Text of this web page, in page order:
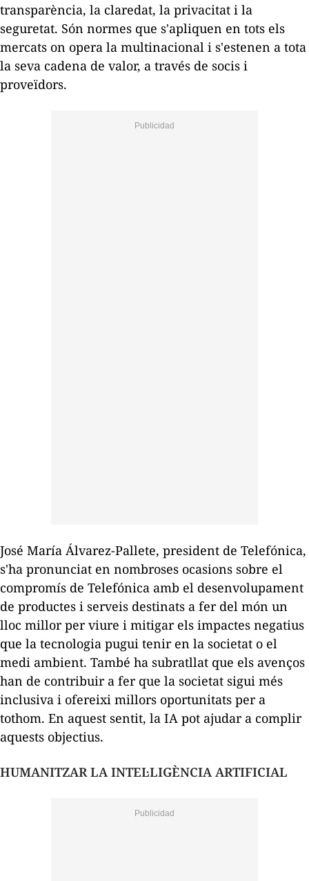
transparència, la claredat, la privacitat i la
seguretat. Són normes que s'apliquen en tots els
mercats on opera la multinacional i s'estenen a tota
la seva cadena de valor, a través de socis i
proveïdors.
José María Álvarez-Pallete, president de Telefónica,
s'ha pronunciat en nombroses ocasions sobre el
compromís de Telefónica amb el desenvolupament
de productes i serveis destinats a fer del món un
lloc millor per viure i mitigar els impactes negatius
que la tecnologia pugui tenir en la societat o el
medi ambient. També ha subratllat que els avenços
han de contribuir a fer que la societat sigui més
inclusiva i ofereixi millors oportunitats per a
tothom. En aquest sentit, la IA pot ajudar a complir
aquests objectius.
HUMANITZAR LA INTEL·LIGÈNCIA ARTIFICIAL